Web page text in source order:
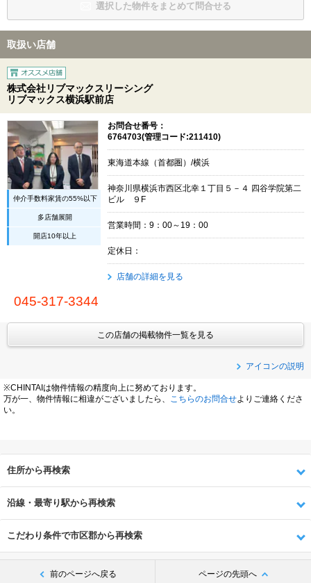
選択した物件をまとめて問合せる
取扱い店舗
株式会社リブマックスリーシング
リブマックス横浜駅前店
仲介手数料家賃の55%以下
多店舗展開
開店10年以上
お問合せ番号：
6764703(管理コード:211410)
東海道本線（首都圏）/横浜
神奈川県横浜市西区北幸１丁目５－４ 四谷学院第二
ビル ９F
営業時間：9：00～19：00
定休日：
店舗の詳細を見る
045-317-3344
この店舗の掲載物件一覧を見る
アイコンの説明
※CHINTAIは物件情報の精度向上に努めております。
万が一、物件情報に相違がございましたら、
こちらのお問合せよりご連絡くださ
い。
住所から再検索
沿線・最寄り駅から再検索
こだわり条件で市区郡から再検索
前のページへ戻る ページの先頭へ